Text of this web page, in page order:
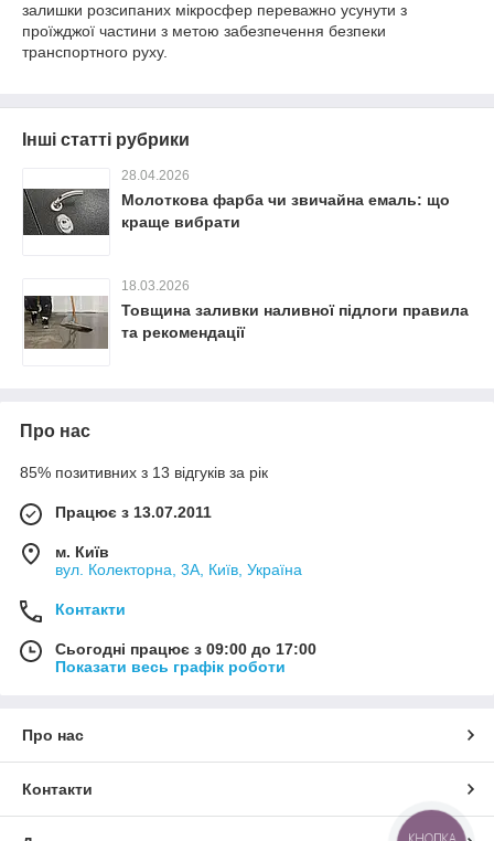
залишки розсипаних мікросфер переважно усунути з
проїжджої частини з метою забезпечення безпеки
транспортного руху.
Інші статті рубрики
28.04.2026
Молоткова фарба чи звичайна емаль: що
краще вибрати
18.03.2026
Товщина заливки наливної підлоги правила
та рекомендації
Про нас
85% позитивних з 13 відгуків за рік
Працює з 13.07.2011
м. Київ
вул. Колекторна, 3А, Київ, Україна
Контакти
Сьогодні працює з 09:00 до 17:00
Показати весь графік роботи
Про нас
Контакти